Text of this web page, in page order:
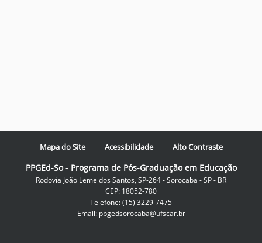
Mapa do Site Acessibilidade Alto Contraste
PPGEd-So - Programa de Pós-Graduação em Educação
Rodovia João Leme dos Santos, SP-264 - Sorocaba - SP - BR
CEP: 18052-780
Telefone: (15) 3229-7475
Email: ppgedsorocaba@ufscar.br